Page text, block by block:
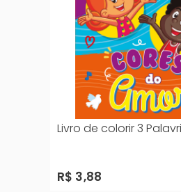
Livro de colorir 3
R$ 3,88